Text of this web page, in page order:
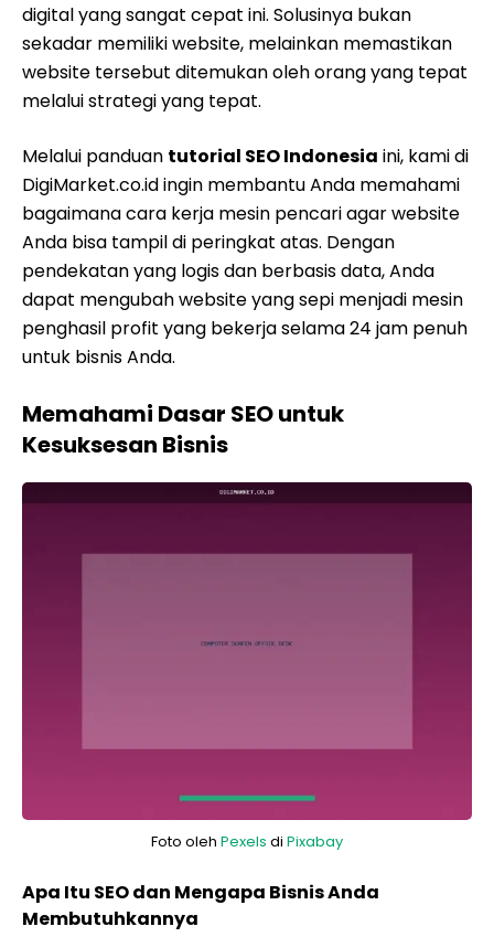
digital yang sangat cepat ini. Solusinya bukan
sekadar memiliki website, melainkan memastikan
website tersebut ditemukan oleh orang yang tepat
melalui strategi yang tepat.
Melalui panduan tutorial SEO Indonesia ini, kami di
DigiMarket.co.id ingin membantu Anda memahami
bagaimana cara kerja mesin pencari agar website
Anda bisa tampil di peringkat atas. Dengan
pendekatan yang logis dan berbasis data, Anda
dapat mengubah website yang sepi menjadi mesin
penghasil profit yang bekerja selama 24 jam penuh
untuk bisnis Anda.
Memahami Dasar SEO untuk
Kesuksesan Bisnis
Foto oleh Pexels di Pixabay
Apa Itu SEO dan Mengapa Bisnis Anda
Membutuhkannya